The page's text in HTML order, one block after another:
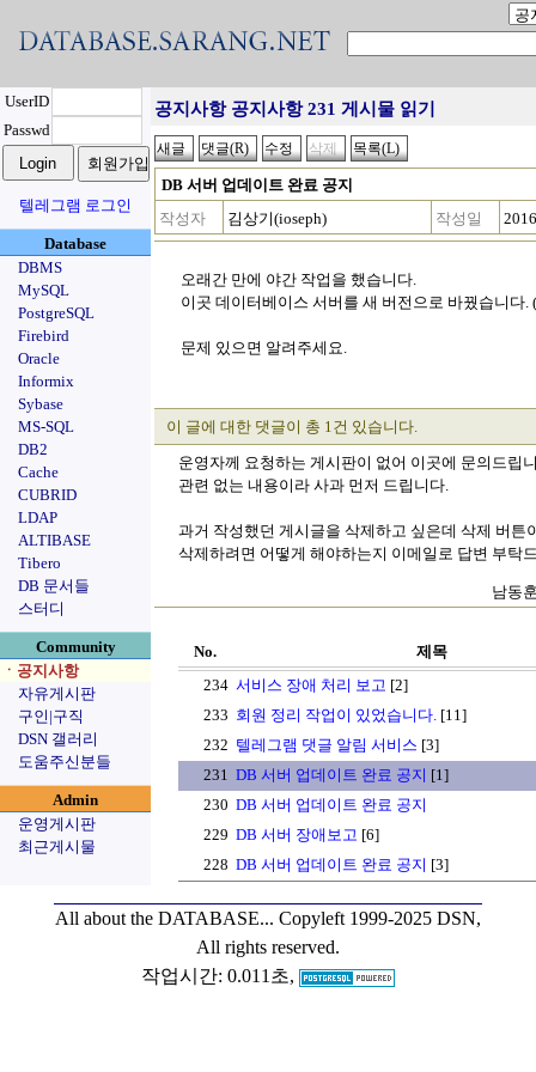
UserID
Passwd
텔레그램 로그인
Database
DBMS
MySQL
PostgreSQL
Firebird
Oracle
Informix
Sybase
MS-SQL
DB2
Cache
CUBRID
LDAP
ALTIBASE
Tibero
DB 문서들
스터디
Community
ㆍ공지사항
자유게시판
구인|구직
DSN 갤러리
도움주신분들
Admin
운영게시판
최근게시물
공지사항 공지사항 231 게시물 읽기
DB 서버 업데이트 완료 공지
작성자
김상기(ioseph) 작성일
오래간 만에 야간 작업을 했습니다.
이곳 데이터베이스 서버를 새 버전으로 바꿨습니다.
문제 있으면 알려주세요.
이 글에 대한 댓글이 총 1건 있습니다.
운영자께 요청하는 게시판이 없어 이곳에 문의드립
관련 없는 내용이라 사과 먼저 드립니다.
과거 작성했던 게시글을 삭제하고 싶은데 삭제 버튼
삭제하려면 어떻게 해야하는지 이메일로 답변 부탁
남동
No.
제목
234 서비스 장애 처리 보고 [2]
233 회원 정리 작업이 있었습니다. [11]
232 텔레그램 댓글 알림 서비스 [3]
231 DB 서버 업데이트 완료 공지 [1]
230 DB 서버 업데이트 완료 공지
229 DB 서버 장애보고 [6]
228 DB 서버 업데이트 완료 공지 [3]
All about the DATABASE... Copyleft 1999-2025 DSN,
All rights reserved.
작업시간: 0.011초,